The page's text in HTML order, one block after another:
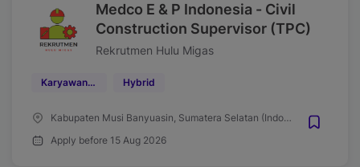
Medco E & P Indonesia - Civil
Construction Supervisor (TPC)
Rekrutmen Hulu Migas
Karyawan Kontrak Hybrid
Kabupaten Musi Banyuasin, Sumatera Selatan (Indonesia)
Apply before 15 Aug 2026